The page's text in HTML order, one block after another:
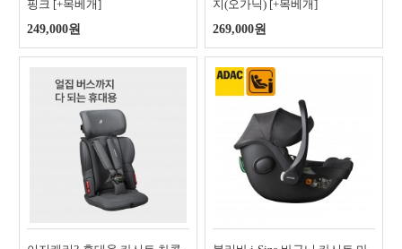
핑크 [+목베개]
249,000원
지(오가닉) [+목베개]
269,000원